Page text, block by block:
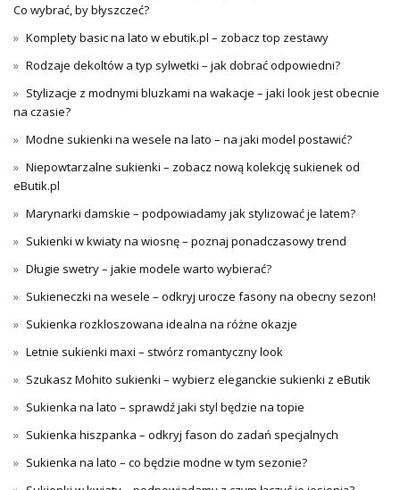
Co wybrać, by błyszczeć?
Komplety basic na lato w ebutik.pl – zobacz top zestawy
Rodzaje dekoltów a typ sylwetki – jak dobrać odpowiedni?
Stylizacje z modnymi bluzkami na wakacje – jaki look jest obecnie
na czasie?
Modne sukienki na wesele na lato – na jaki model postawić?
Niepowtarzalne sukienki – zobacz nową kolekcję sukienek od
eButik.pl
Marynarki damskie – podpowiadamy jak stylizować je latem?
Sukienki w kwiaty na wiosnę – poznaj ponadczasowy trend
Długie swetry – jakie modele warto wybierać?
Sukieneczki na wesele – odkryj urocze fasony na obecny sezon!
Sukienka rozkloszowana idealna na różne okazje
Letnie sukienki maxi – stwórz romantyczny look
Szukasz Mohito sukienki – wybierz eleganckie sukienki z eButik
Sukienka na lato – sprawdź jaki styl będzie na topie
Sukienka hiszpanka – odkryj fason do zadań specjalnych
Sukienka na lato – co będzie modne w tym sezonie?